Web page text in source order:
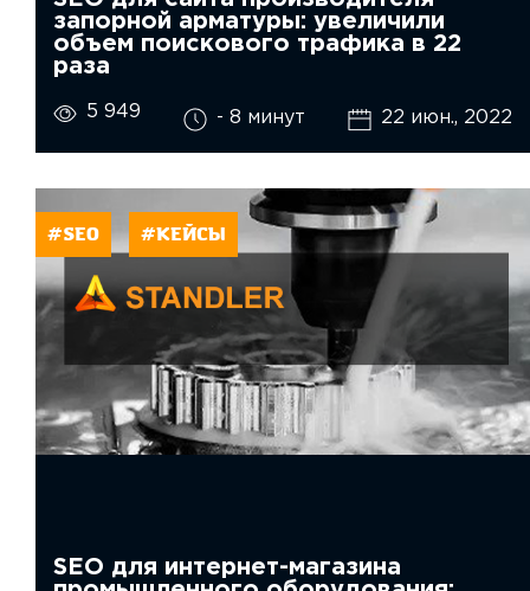
запорной арматуры: увеличили
объем поискового трафика в 22
раза
5 949 - 8 минут 22 июн., 2022
#SEO #КЕЙСЫ
SEO для интернет-магазина